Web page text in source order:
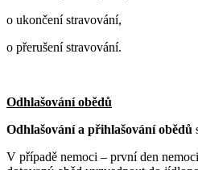
o ukončení stravování,
o přerušení stravování.
Odhlašování obědů
Odhlašování a přihlašování obědů
V případě nemoci – první den